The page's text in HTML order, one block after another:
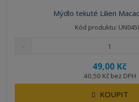
Mýdlo tekuté Lilien
Kód produktu:
49,00 Kč
40,50 Kč bez DPH
KOUPIT